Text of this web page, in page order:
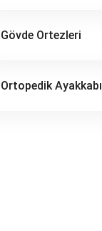
Gövde Ortezleri
Ortopedik Ayakkabı